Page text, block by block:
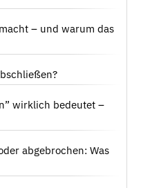
– und warum das
wirklich bedeutet –
abgebrochen: Was